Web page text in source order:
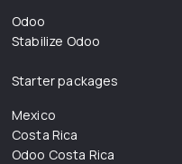
Odoo
Stabilize Odoo
Starter packages
Mexico
Costa Rica
Odoo Costa Rica